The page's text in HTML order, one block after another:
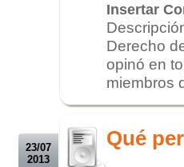
Insertar
Derecho
opinó en
miembros
23/07
2013
Qué